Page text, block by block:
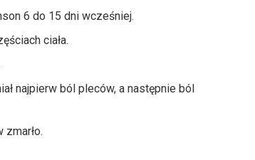
6 do 15 dni wcześniej.
ciała.
najpierw ból pleców, a następnie ból